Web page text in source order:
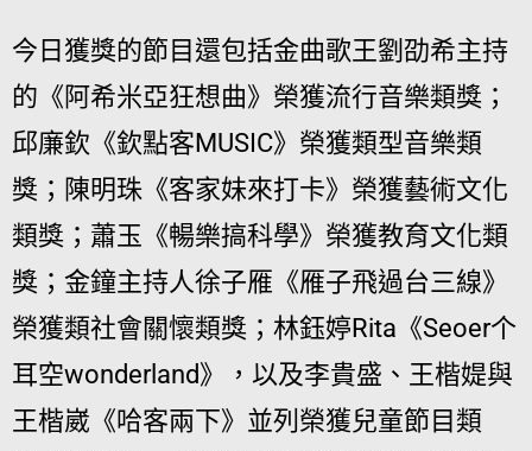
今日獲獎的節目還包括金曲歌王劉劭希主持
的《阿希米亞狂想曲》榮獲流行音樂類獎；
邱廉欽《欽點客MUSIC》榮獲類型音樂類
獎；陳明珠《客家妹來打卡》榮獲藝術文化
類獎；蕭玉《暢樂搞科學》榮獲教育文化類
獎；金鐘主持人徐子雁《雁子飛過台三線》
榮獲類社會關懷類獎；林鈺婷Rita《Seoer个
耳空wonderland》，以及李貴盛、王楷媞與
王楷崴《哈客兩下》並列榮獲兒童節目類